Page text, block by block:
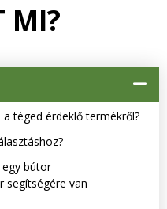
MI?
téged érdeklő termékről?
bútor
segítségére van